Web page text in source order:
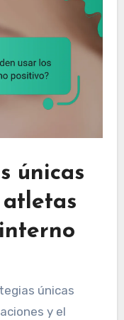
únicas
únicas
y el